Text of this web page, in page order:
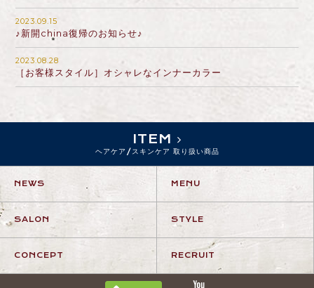
2023.09.15
♪新開china復帰のお知らせ♪
2023.08.28
［お客様スタイル］オシャレなインナーカラー
ITEM
ヘアケア/スキンケア 取り扱い商品
NEWS MENU
SALON STYLE
CONCEPT RECRUIT